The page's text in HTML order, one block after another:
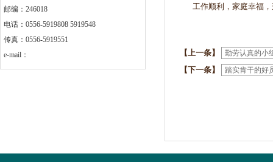
邮编：246018
电话：0556-5919808 5919548
传真：0556-5919551
e-mail：
工作顺利，家庭幸福，
【上一条】 勤劳认真的小
【下一条】 踏实肯干的好